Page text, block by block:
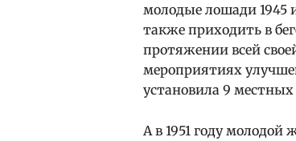
молодые лошади 1945
также приходить в
протяжении всей
мероприятиях
установила 9
А в 1951 году